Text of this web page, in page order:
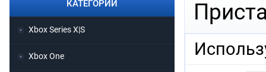
КАТЕГОРИИ
Xbox Series X|S
Xbox One